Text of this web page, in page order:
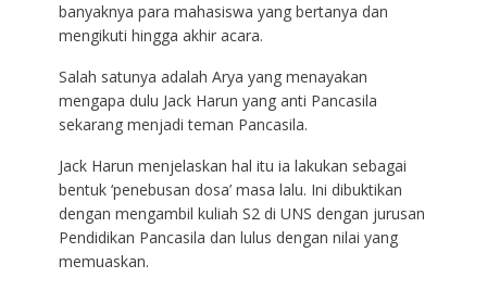
banyaknya para mahasiswa yang bertanya dan
mengikuti hingga akhir acara.
Salah satunya adalah Arya yang menayakan
mengapa dulu Jack Harun yang anti Pancasila
sekarang menjadi teman Pancasila.
Jack Harun menjelaskan hal itu ia lakukan sebagai
bentuk ‘penebusan dosa’ masa lalu. Ini dibuktikan
dengan mengambil kuliah S2 di UNS dengan jurusan
Pendidikan Pancasila dan lulus dengan nilai yang
memuaskan.